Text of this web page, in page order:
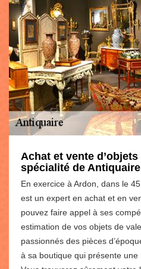
Achat et vente d’objets
spécialité de
En exercice à Ardon, dans le
est un expert en achat et en
pouvez faire appel à ses
estimation de vos objets de
passionnés des pièces
à sa boutique qui présente